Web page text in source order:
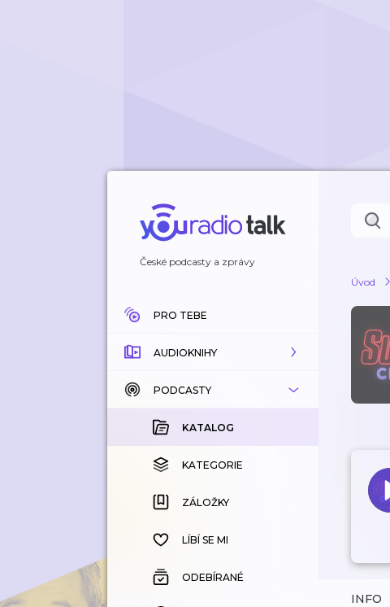
České podcasty a zprávy
PRO TEBE
AUDIOKNIHY
KATALOG
KOUPENÉ
KATEGORIE
ZÁLOŽKY
HISTORIE
PODCASTY
KATALOG
KATEGORIE
ZÁLOŽKY
LÍBÍ SE MI
ODEBÍRANÉ
Úvod
INFO